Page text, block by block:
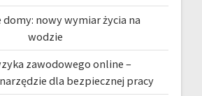
domy: nowy wymiar życia na
wodzie
zawodowego online –
dla bezpiecznej pracy